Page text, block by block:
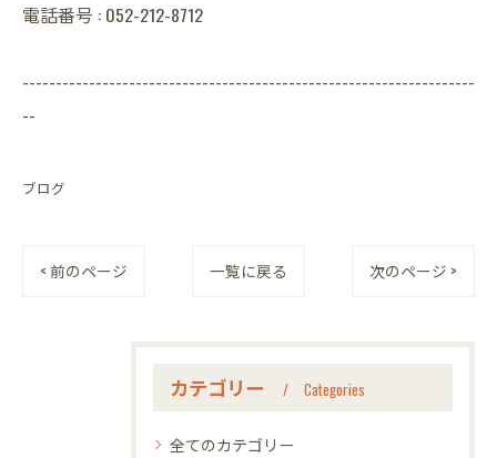
電話番号 : 052-212-8712
--------------------------------------------------------------------
--
ブログ
< 前のページ 一覧に戻る 次のページ >
カテゴリー Categories
全てのカテゴリー